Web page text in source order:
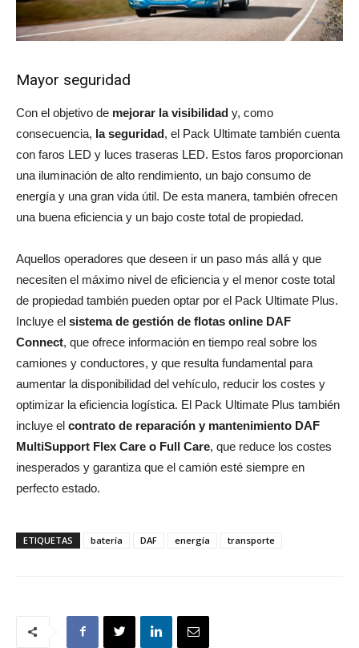
Mayor seguridad
Con el objetivo de mejorar la visibilidad y, como
consecuencia, la seguridad, el Pack Ultimate también cuenta
con faros LED y luces traseras LED. Estos faros proporcionan
una iluminación de alto rendimiento, un bajo consumo de
energía y una gran vida útil. De esta manera, también ofrecen
una buena eficiencia y un bajo coste total de propiedad.
Aquellos operadores que deseen ir un paso más allá y que
necesiten el máximo nivel de eficiencia y el menor coste total
de propiedad también pueden optar por el Pack Ultimate Plus.
Incluye el sistema de gestión de flotas online DAF
Connect, que ofrece información en tiempo real sobre los
camiones y conductores, y que resulta fundamental para
aumentar la disponibilidad del vehículo, reducir los costes y
optimizar la eficiencia logística. El Pack Ultimate Plus también
incluye el contrato de reparación y mantenimiento DAF
MultiSupport Flex Care o Full Care, que reduce los costes
inesperados y garantiza que el camión esté siempre en
perfecto estado.
ETIQUETAS batería DAF energía transporte